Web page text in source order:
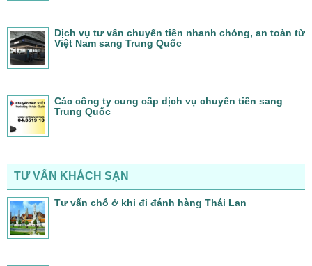
Dịch vụ tư vấn chuyển tiền nhanh chóng, an toàn từ
Việt Nam sang Trung Quốc
Các công ty cung cấp dịch vụ chuyển tiền sang
Trung Quốc
TƯ VẤN KHÁCH SẠN
Tư vấn chỗ ở khi đi đánh hàng Thái Lan